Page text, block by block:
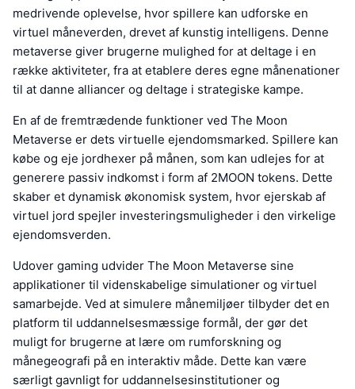
medrivende oplevelse, hvor spillere kan udforske en
virtuel måneverden, drevet af kunstig intelligens. Denne
metaverse giver brugerne mulighed for at deltage i en
række aktiviteter, fra at etablere deres egne månenationer
til at danne alliancer og deltage i strategiske kampe.
En af de fremtrædende funktioner ved The Moon
Metaverse er dets virtuelle ejendomsmarked. Spillere kan
købe og eje jordhexer på månen, som kan udlejes for at
generere passiv indkomst i form af 2MOON tokens. Dette
skaber et dynamisk økonomisk system, hvor ejerskab af
virtuel jord spejler investeringsmuligheder i den virkelige
ejendomsverden.
Udover gaming udvider The Moon Metaverse sine
applikationer til videnskabelige simulationer og virtuel
samarbejde. Ved at simulere månemiljøer tilbyder det en
platform til uddannelsesmæssige formål, der gør det
muligt for brugerne at lære om rumforskning og
månegeografi på en interaktiv måde. Dette kan være
særligt gavnligt for uddannelsesinstitutioner og